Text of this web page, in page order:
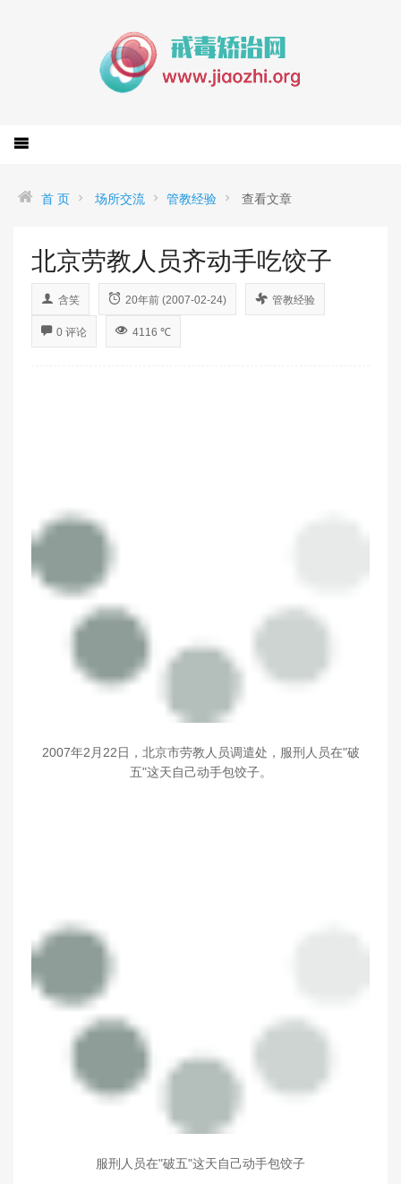
首 页 场所交流 管教经验 查看文章
北京劳教人员齐动手吃饺子
含笑 20年前 (2007-02-24) 管教经验
0 评论 4116 ℃
2007年2月22日，北京市劳教人员调遣处，服刑人员在"破
五"这天自己动手包饺子。
服刑人员在"破五"这天自己动手包饺子